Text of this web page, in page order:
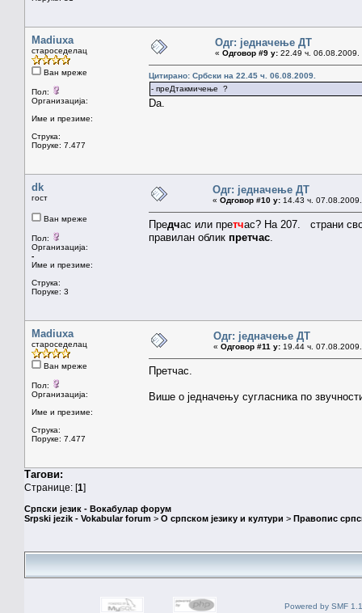
Madiuxa
староседелац
Ван мреже
Пол:
Организација:
Име и презиме:
Струка:
Поруке: 7.477
Одг: једначење ДТ
« Одговор #9 у: 22.49 ч. 06.08.2009.
Цитирано: Србски на 22.45 ч. 06.08.2009.
- преДтакмичење ?
Da.
dk
гост
Ван мреже
Пол:
Организација:
-
Име и презиме:
Струка:
Поруке: 3
Одг: једначење ДТ
« Одговор #10 у: 14.43 ч.
Предчас или претчас? На 207. страни
правилан облик претчас
Madiuxa
староседелац
Ван мреже
Пол:
Организација:
Име и презиме:
Струка:
Поруке: 7.477
Одг: једначење ДТ
« Одговор #11 у: 19.44 ч.
Претчас.
Више о једначењу сугласника по
Тагови:
Странице: [1]
Српски језик - Вокабулар форум
Srpski jezik - Vokabular forum > О српском језику и култури > Правопис
Powered by SMF